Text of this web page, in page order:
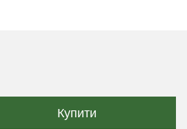
Купити